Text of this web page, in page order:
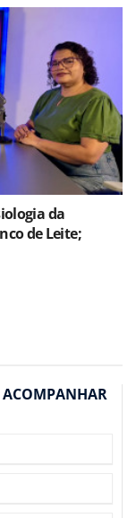
da
de Leite;
ACOMPANHAR